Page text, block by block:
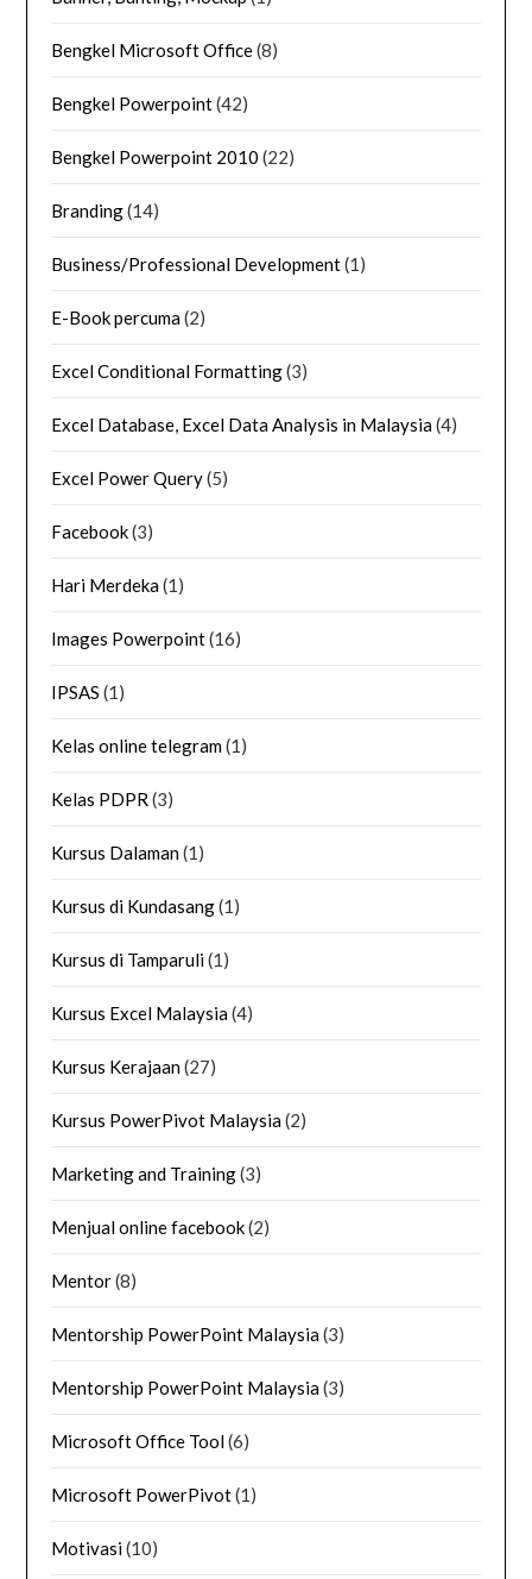
Bengkel Microsoft Office(8)
Bengkel Powerpoint(42)
Bengkel Powerpoint 2010 (22)
Branding(14)
Business/Professional Development(1)
E-Book percuma(2)
Excel Conditional Formatting(3)
Excel Database, Excel Data Analysis in Malaysia(4)
Excel Power Query(5)
Facebook(3)
Hari Merdeka(1)
Images Powerpoint(16)
IPSAS (1)
Kelas online telegram(1)
Kelas PDPR (3)
Kursus Dalaman(1)
Kursus di Kundasang(1)
Kursus di Tamparuli(1)
Kursus Excel Malaysia(4)
Kursus Kerajaan(27)
Kursus PowerPivot Malaysia(2)
Marketing and Training(3)
Menjual online facebook(2)
Mentor(8)
Mentorship PowerPoint Malaysia(3)
Mentorship PowerPoint Malaysia(3)
Microsoft Office Tool(6)
Microsoft PowerPivot(1)
Motivasi(10)